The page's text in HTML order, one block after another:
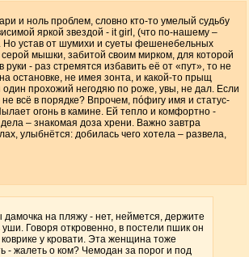
и ноль проблем, словно кто-то умелый судьбу
яркой звездой - it girl, (что по-нашему –
Но устав от шумихи и суеты фешенебельных
мышки, забитой своим мирком, для которой
- раз стремятся избавить её от «пут», то не
остановке, не имея зонта, и какой-то прыщ
прохожий негодяю по роже, увы, не дал. Если
всё в порядке? Впрочем, пóфигу имя и статус-
огонь в камине. Ей тепло и комфортно -
– знакомая доза хрени. Важно завтра
улыбнётся: добилась чего хотела – развела,
на пляжу - нет, неймется, держите
Говоря откровенно, в постели пшик он
у кровати. Эта женщина тоже
- жалеть о ком? Чемодан за порог и под